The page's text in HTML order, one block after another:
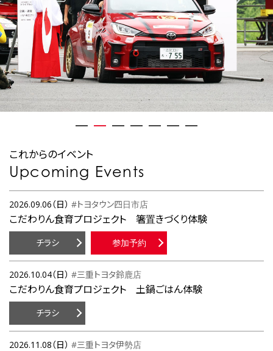
これからのイベント
Upcoming Events
2026.09.06（日） #トヨタウン四日市店
こだわりん食育プロジェクト 箸置きづくり体験
チラシ 参加予約
2026.10.04（日） #三重トヨタ鈴鹿店
こだわりん食育プロジェクト 土鍋ごはん体験
チラシ
2026.11.08（日） #三重トヨタ伊勢店